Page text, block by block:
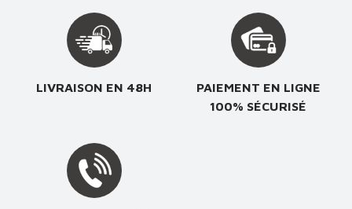
LIVRAISON EN 48H
PAIEMENT EN LIGNE
100% SÉCURISÉ